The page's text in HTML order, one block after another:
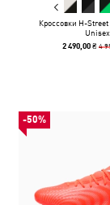
Кроссовки H-
Unisex
2 490,00 ₴4
-50%